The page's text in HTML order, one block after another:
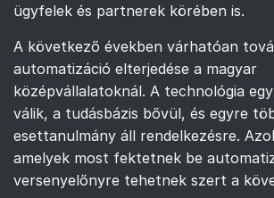
ügyfelek és partnerek körében is.
A következő években várhatóan
automatizáció elterjedése a magyar
középvállalatoknál. A technológia
válik, a tudásbázis bővül, és egyre
esettanulmány áll rendelkezésre.
amelyek most fektetnek be
versenyelőnyre tehetnek szert a